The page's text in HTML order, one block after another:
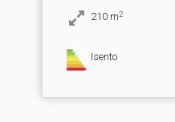
210 m2
Isento